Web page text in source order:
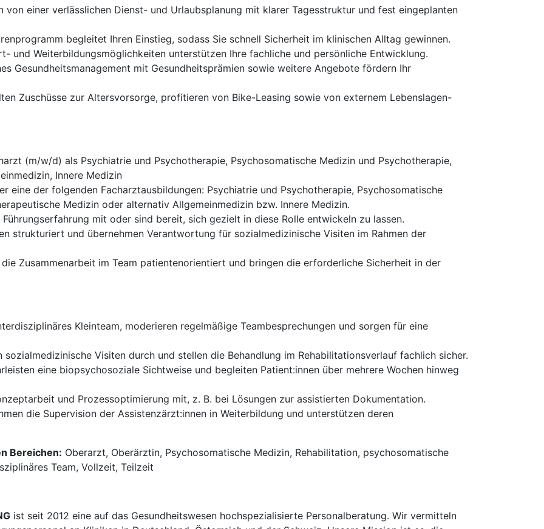
einer verlässlichen Dienst- und Urlaubsplanung mit klarer Tagesstruktur und fest eingeplanten
begleitet Ihren Einstieg, sodass Sie schnell Sicherheit im klinischen Alltag gewinnen.
und Weiterbildungsmöglichkeiten unterstützen Ihre fachliche und persönliche Entwicklung.
Gesundheitsmanagement mit Gesundheitsprämien sowie weitere Angebote fördern Ihr
Zuschüsse zur Altersvorsorge, profitieren von Bike-Leasing sowie von externem Lebenslagen-
(m/w/d) als Psychiatrie und Psychotherapie, Psychosomatische Medizin und Psychotherapie,
Innere Medizin
eine der folgenden Facharztausbildungen: Psychiatrie und Psychotherapie, Psychosomatische
Medizin oder alternativ Allgemeinmedizin bzw. Innere Medizin.
mit oder sind bereit, sich gezielt in diese Rolle entwickeln zu lassen.
strukturiert und übernehmen Verantwortung für sozialmedizinische Visiten im Rahmen der
Zusammenarbeit im Team patientenorientiert und bringen die erforderliche Sicherheit in der
Kleinteam, moderieren regelmäßige Teambesprechungen und sorgen für eine
sozialmedizinische Visiten durch und stellen die Behandlung im Rehabilitationsverlauf fachlich sicher.
eine biopsychosoziale Sichtweise und begleiten Patient:innen über mehrere Wochen hinweg
und Prozessoptimierung mit, z. B. bei Lösungen zur assistierten Dokumentation.
die Supervision der Assistenzärzt:innen in Weiterbildung und unterstützen deren
Bereichen: Oberarzt, Oberärztin, Psychosomatische Medizin, Rehabilitation, psychosomatische
Team, Vollzeit, Teilzeit
ist seit 2012 eine auf das Gesundheitswesen hochspezialisierte Personalberatung. Wir vermitteln